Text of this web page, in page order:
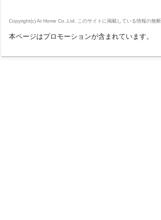
Copyright(c) At Home Co.,Ltd. このサイトに掲載している情報の無
本ページはプロモーションが含まれています。